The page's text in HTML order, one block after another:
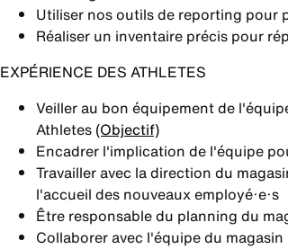
Utiliser nos outils de reporting pour
Réaliser un inventaire précis pour
EXPÉRIENCE DES ATHLETES
Veiller au bon équipement de
Athletes (Objectif)
Encadrer l'implication de l'équipe
Travailler avec la direction du
l'accueil des nouveaux employé·e·s
Être responsable du planning du
Collaborer avec l'équipe du